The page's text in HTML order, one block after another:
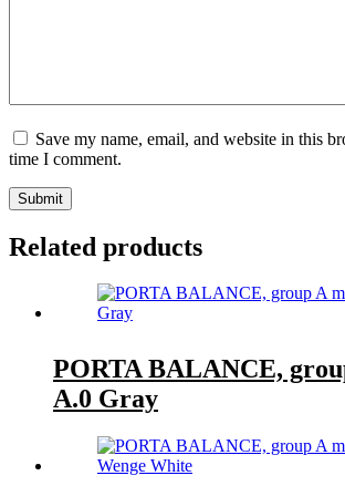
Save my name, email, and website in this
time I comment.
Submit
Related products
PORTA BALANCE,
A.0 Gray